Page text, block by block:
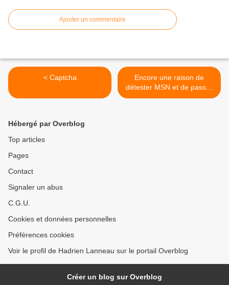
Ajouter un commentaire
< Captcha
Encore une raison de
détester MSN et de passer
à Jabber >
Hébergé par Overblog
Top articles
Pages
Contact
Signaler un abus
C.G.U.
Cookies et données personnelles
Préférences cookies
Voir le profil de Hadrien Lanneau sur le portail Overblog
Créer un blog sur Overblog